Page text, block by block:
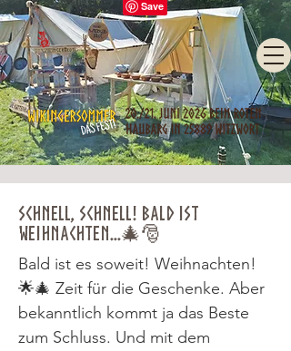
Schnell, schnell! Bald ist
Weihnachten...🎄🎅
Bald ist es soweit! Weihnachten!
🌟🎄 Zeit für die Geschenke. Aber
bekanntlich kommt ja das Beste
zum Schluss. Und mit dem